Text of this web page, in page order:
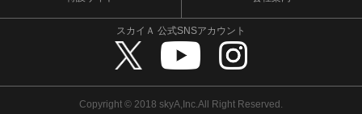
スカイＡ 公式SNSアカウント
Copyright © 2018 skyA,Inc.All Right Reserved.